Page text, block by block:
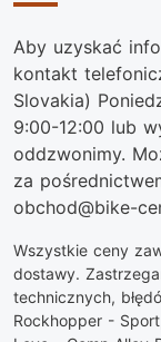
Aby uzyskać
kontakt
Slovakia)
9:00-12:00 lub
oddzwonimy.
za
obchod@bike-
Wszystkie ceny
dostawy.
technicznych,
Rockhopper -